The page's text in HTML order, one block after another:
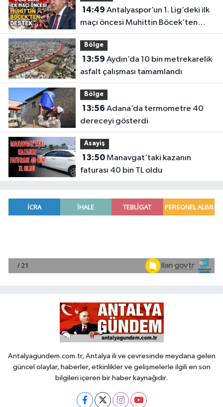
14:49
maçı öncesi Muhittin Böcek’ten
destek
Bölge
13:59
asfalt çalışması tamamlandı
Bölge
13:56
dereceyi gösterdi
Asayiş
13:50Manavgat’taki kazanın
faturası 40 bin TL oldu
Antalyagundem.com.tr, Antalya ili ve çevresinde meydana gelen
güncel olaylar, haberler, etkinlikler ve gelişmelerle ilgili en son
bilgileri içeren bir haber kaynağıdır.